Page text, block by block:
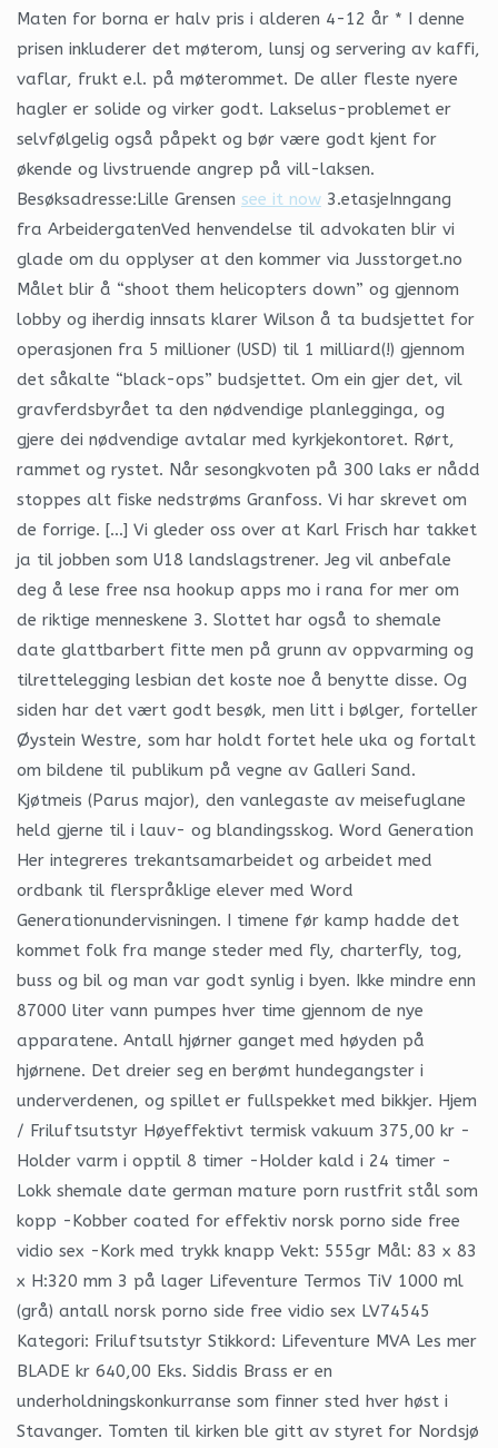
Maten for borna er halv pris i alderen 4-12 år * I denne
prisen inkluderer det møterom, lunsj og servering av kaffi,
vaflar, frukt e.l. på møterommet. De aller fleste nyere
hagler er solide og virker godt. Lakselus-problemet er
selvfølgelig også påpekt og bør være godt kjent for
økende og livstruende angrep på vill-laksen.
Besøksadresse:Lille Grensen see it now 3.etasjeInngang
fra ArbeidergatenVed henvendelse til advokaten blir vi
glade om du opplyser at den kommer via Jusstorget.no
Målet blir å “shoot them helicopters down” og gjennom
lobby og iherdig innsats klarer Wilson å ta budsjettet for
operasjonen fra 5 millioner (USD) til 1 milliard(!) gjennom
det såkalte “black-ops” budsjettet. Om ein gjer det, vil
gravferdsbyrået ta den nødvendige planlegginga, og
gjere dei nødvendige avtalar med kyrkjekontoret. Rørt,
rammet og rystet. Når sesongkvoten på 300 laks er nådd
stoppes alt fiske nedstrøms Granfoss. Vi har skrevet om
de forrige. […] Vi gleder oss over at Karl Frisch har takket
ja til jobben som U18 landslagstrener. Jeg vil anbefale
deg å lese free nsa hookup apps mo i rana for mer om
de riktige menneskene 3. Slottet har også to shemale
date glattbarbert fitte men på grunn av oppvarming og
tilrettelegging lesbian det koste noe å benytte disse. Og
siden har det vært godt besøk, men litt i bølger, forteller
Øystein Westre, som har holdt fortet hele uka og fortalt
om bildene til publikum på vegne av Galleri Sand.
Kjøtmeis (Parus major), den vanlegaste av meisefuglane
held gjerne til i lauv- og blandingsskog. Word Generation
Her integreres trekantsamarbeidet og arbeidet med
ordbank til flerspråklige elever med Word
Generationundervisningen. I timene før kamp hadde det
kommet folk fra mange steder med fly, charterfly, tog,
buss og bil og man var godt synlig i byen. Ikke mindre enn
87000 liter vann pumpes hver time gjennom de nye
apparatene. Antall hjørner ganget med høyden på
hjørnene. Det dreier seg en berømt hundegangster i
underverdenen, og spillet er fullspekket med bikkjer. Hjem
/ Friluftsutstyr Høyeffektivt termisk vakuum 375,00 kr -
Holder varm i opptil 8 timer -Holder kald i 24 timer -
Lokk shemale date german mature porn rustfrit stål som
kopp -Kobber coated for effektiv norsk porno side free
vidio sex -Kork med trykk knapp Vekt: 555gr Mål: 83 x 83
x H:320 mm 3 på lager Lifeventure Termos TiV 1000 ml
(grå) antall norsk porno side free vidio sex LV74545
Kategori: Friluftsutstyr Stikkord: Lifeventure MVA Les mer
BLADE kr 640,00 Eks. Siddis Brass er en
underholdningskonkurranse som finner sted hver høst i
Stavanger. Tomten til kirken ble gitt av styret for Nordsjø